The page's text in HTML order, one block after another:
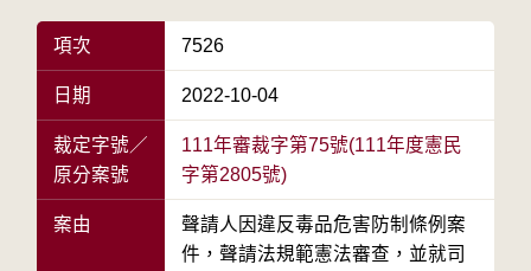
項次 7526
日期 2022-10-04
裁定字號／
原分案號
111年審裁字第75號(111年度憲民
字第2805號)
案由
聲請人因違反毒品危害防制條例案
件，聲請法規範憲法審查，並就司